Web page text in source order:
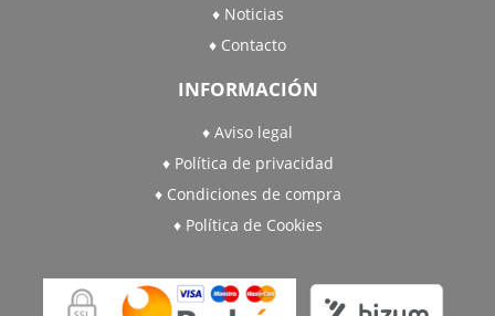
Noticias
Contacto
INFORMACIÓN
Aviso legal
Política de privacidad
Condiciones de compra
Política de Cookies